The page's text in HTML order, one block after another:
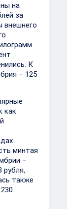
на
за
внешнего
К
– 125
как
минтая
–
рубля,
также